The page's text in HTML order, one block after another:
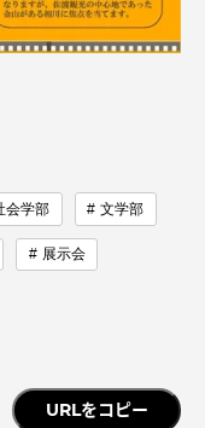
会学部 文学部
展示会
URLをコピー